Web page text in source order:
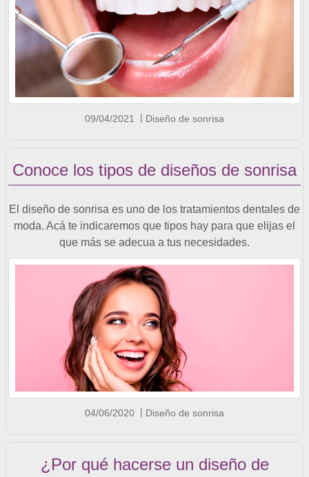
09/04/2021 Diseño de sonrisa
Conoce los tipos de diseños de sonrisa
El diseño de sonrisa es uno de los tratamientos dentales de
moda. Acá te indicaremos que tipos hay para que elijas el
que más se adecua a tus necesidades.
04/06/2020 Diseño de sonrisa
¿Por qué hacerse un diseño de